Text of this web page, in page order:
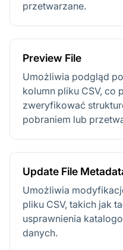
przetwarzane.
Preview File
Umożliwia podgląd
kolumn pliku CSV, co
zweryfikować
pobraniem lub
Update File
Umożliwia
pliku CSV, takich jak
usprawnienia
danych.